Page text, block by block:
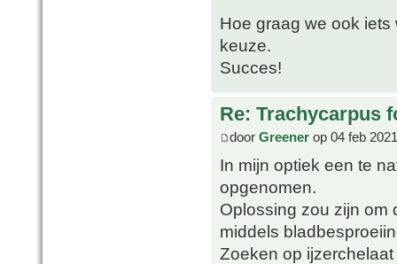
Hoe graag we ook
keuze.
Succes!
Re: Trachycarpus
door Greener op 04 feb
In mijn optiek een te
opgenomen.
Oplossing zou zijn om
middels
Zoeken op